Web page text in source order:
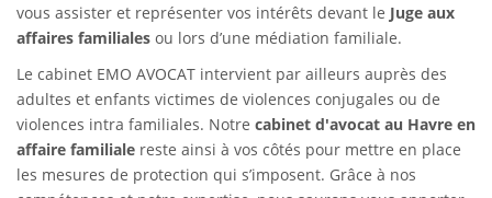
vous assister et représenter vos intérêts devant le Juge aux
affaires familiales ou lors d’une médiation familiale.
Le cabinet EMO AVOCAT intervient par ailleurs auprès des
adultes et enfants victimes de violences conjugales ou de
violences intra familiales. Notre cabinet d'avocat au Havre en
affaire familiale reste ainsi à vos côtés pour mettre en place
les mesures de protection qui s’imposent. Grâce à nos